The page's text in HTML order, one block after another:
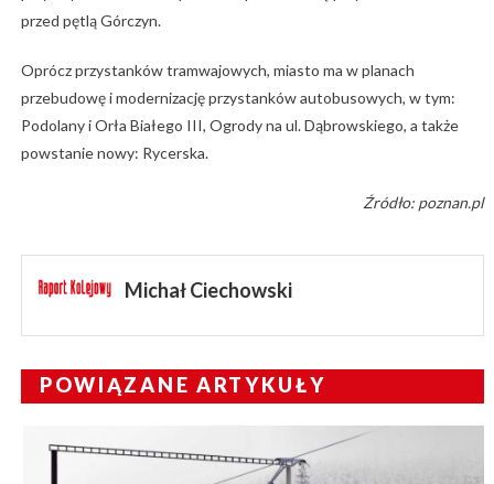
przed pętlą Górczyn.
Oprócz przystanków tramwajowych, miasto ma w planach
przebudowę i modernizację przystanków autobusowych, w tym:
Podolany i Orła Białego III, Ogrody na ul. Dąbrowskiego, a także
powstanie nowy: Rycerska.
Źródło: poznan.pl
Michał Ciechowski
POWIĄZANE ARTYKUŁY